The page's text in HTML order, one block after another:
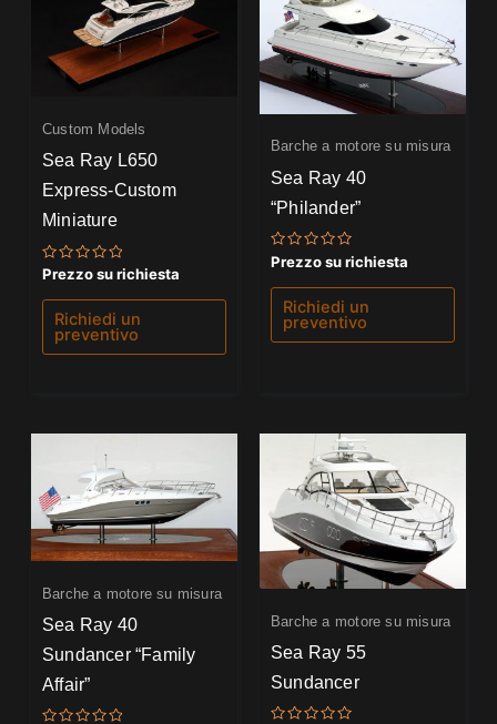
Custom Models
Sea Ray L650
Express-Custom
Miniature
Valutato
su
Prezzo su richiesta
Richiedi un
preventivo
Barche a motore su misura
Sea Ray 40
“Philander”
Valutato
0
su
Prezzo su richiesta
Richiedi un
preventivo
Barche a motore su misura
Sea Ray 40
Sundancer “Family
Affair”
Barche a motore su misura
Sea Ray 55
Sundancer